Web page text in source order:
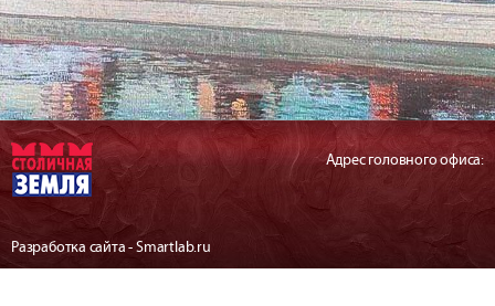
Адрес головного офиса:
Разработка сайта - Smartlab.ru